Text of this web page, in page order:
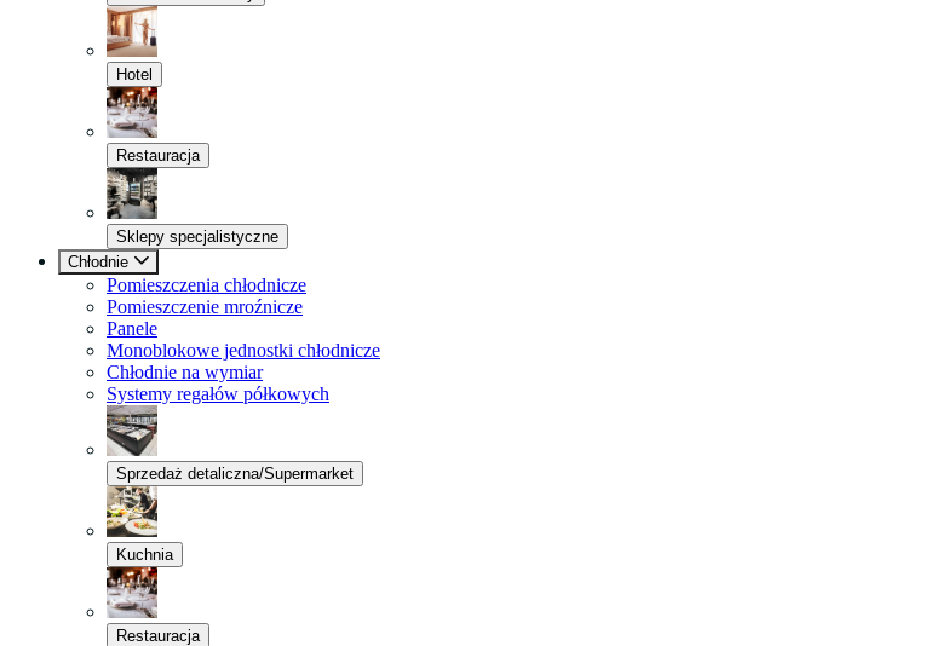
Hotel
Restauracja
Sklepy specjalistyczne
Chłodnie
Pomieszczenia chłodnicze
Pomieszczenie mroźnicze
Panele
Monoblokowe jednostki chłodnicze
Chłodnie na wymiar
Systemy regałów półkowych
Sprzedaż detaliczna/Supermarket
Kuchnia
Restauracja